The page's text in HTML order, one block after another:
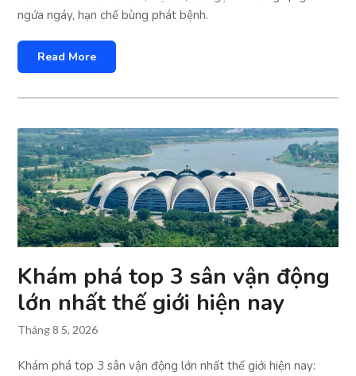
ngứa ngáy, hạn chế bùng phát bệnh.
Read More
Khám phá top 3 sân vận động
lớn nhất thế giới hiện nay
Tháng 8 5, 2026
Khám phá top 3 sân vận động lớn nhất thế giới hiện nay: